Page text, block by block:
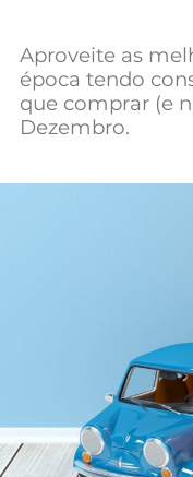
Negócios
Mundial
Aproveite as
época tendo
que comprar (e
Dezembro.